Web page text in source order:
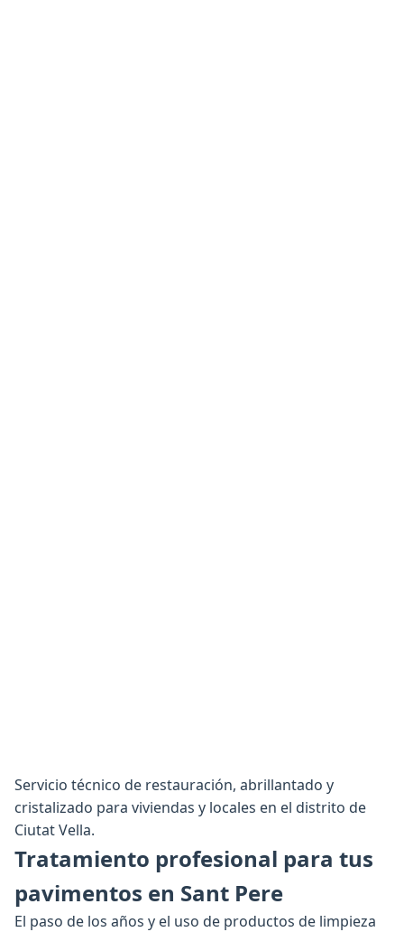
Servicio técnico de restauración, abrillantado y
cristalizado para viviendas y locales en el distrito de
Ciutat Vella.
Tratamiento profesional para tus
pavimentos en Sant Pere
El paso de los años y el uso de productos de limpieza